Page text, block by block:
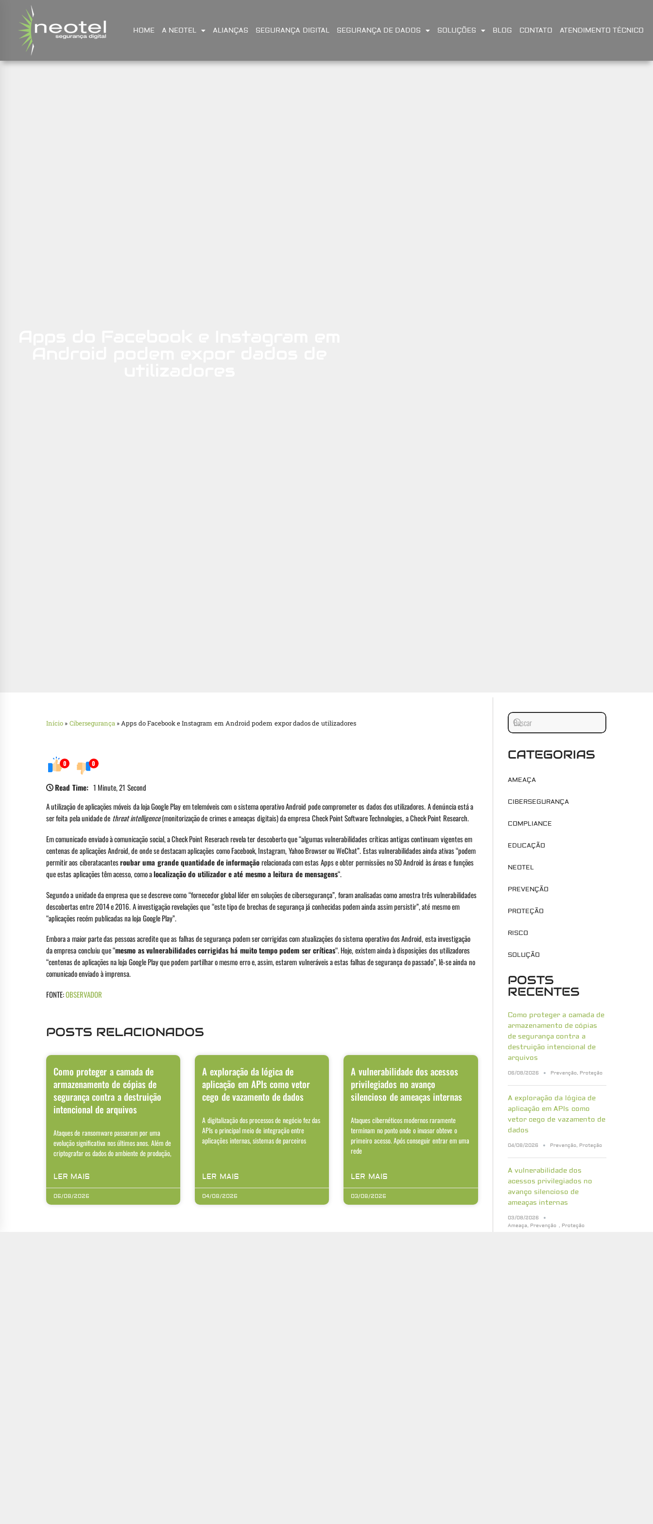
HOME A NEOTEL ALIANÇAS SEGURANÇA DIGITAL SEGURANÇA DE DADOS SOLUÇÕES BLOG CONTATO ATENDIMENTO TÉCNICO
Início » Cibersegurança»Apps do Facebook e Instagram em Android podem expor dados de utilizadores
0 0
Read Time: 1 Minute, 21 Second
A utilização de aplicações móveis da loja Google Play em telemóveis com o sistema operativo Android pode comprometer os dados dos utilizadores. A denúncia está a
ser feita pela unidade de threat intelligence(monitorização de crimes e ameaças digitais) da empresa Check Point Software Technologies, a Check Point Research.
Em comunicado enviado à comunicação social, a Check Point Reserach revela ter descoberto que “algumas vulnerabilidades críticas antigas continuam vigentes em
centenas de aplicações Android, de onde se destacam aplicações como Facebook, Instagram, Yahoo Browser ou WeChat”. Estas vulnerabilidades ainda ativas “podem
permitir aos ciberatacantesroubar uma grande quantidade de informaçãorelacionada com estas Apps e obter permissões no SO Android às áreas e funções
que estas aplicações têm acesso, como alocalização do utilizador e até mesmo a leitura de mensagens“.
Segundo a unidade da empresa que se descreve como “fornecedor global líder em soluções de cibersegurança”, foram analisadas como amostra três vulnerabilidades
descobertas entre 2014 e 2016. A investigação revelações que “este tipo de brechas de segurança já conhecidas podem ainda assim persistir”, até mesmo em
“aplicações recém publicadas na loja Google Play”.
Embora a maior parte das pessoas acredite que as falhas de segurança podem ser corrigidas com atualizações do sistema operativo dos Android, esta investigação
da empresa concluiu que “mesmo as vulnerabilidades corrigidas há muito tempo podem ser críticas“. Hoje, existem ainda à disposições dos utilizadores
“centenas de aplicações na loja Google Play que podem partilhar o mesmo erro e, assim, estarem vulneráveis a estas falhas de segurança do passado”, lê-se ainda no
comunicado enviado à imprensa.
FONTE:OBSERVADOR
POSTS RELACIONADOS
Como proteger a camada de
armazenamento de cópias de
segurança contra a destruição
intencional de arquivos
Ataques de ransomware passaram por uma
evolução significativa nos últimos anos. Além de
criptografar os dados do ambiente de produção,
LER MAIS
06/08/2026
A exploração da lógica de
aplicação em APIs como vetor
cego de vazamento de dados
A digitalização dos processos de negócio fez das
APIs o principal meio de integração entre
aplicações internas, sistemas de parceiros
LER MAIS
04/08/2026
A vulnerabilidade dos acessos
privilegiados no avanço
silencioso de ameaças internas
Ataques cibernéticos modernos raramente
terminam no ponto onde o invasor obteve o
primeiro acesso. Após conseguir entrar em uma
rede
LER MAIS
03/08/2026
CATEGORIAS
AMEAÇA
CIBERSEGURANÇA
COMPLIANCE
EDUCAÇÃO
NEOTEL
PREVENÇÃO
PROTEÇÃO
RISCO
SOLUÇÃO
POSTS
RECENTES
Como proteger a camada de
armazenamento de cópias
de segurança contra a
destruição intencional de
arquivos
06/08/2026 Prevenção, Proteção
A exploração da lógica de
aplicação em APIs como
vetor cego de vazamento de
dados
04/08/2026 Prevenção, Proteção
A vulnerabilidade dos
acessos privilegiados no
avanço silencioso de
ameaças internas
03/08/2026
Ameaça, Prevenção , Proteção